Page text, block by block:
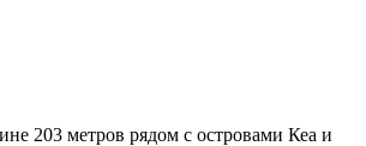
203 метров рядом с островами Кеа и